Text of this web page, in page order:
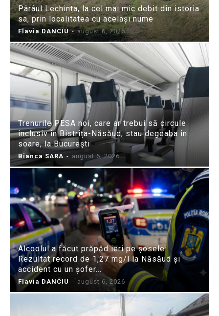
Pârâul Lechința, la cel mai mic debit din istoria
sa, prin localitatea cu același nume
Flavia DANCIU - august 6, 2026
Trenurile PESA noi, care ar trebui să circule
inclusiv în Bistrița-Năsăud, stau degeaba în
soare, la București
Bianca SARA - august 6, 2026
Alcoolul a făcut prăpăd ieri pe șosele:
Rezultat record de 1,27 mg/l la Năsăud și
accident cu un șofer...
Flavia DANCIU - august 6, 2026